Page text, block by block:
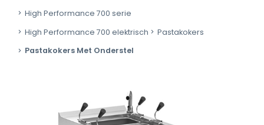
High Performance 700 serie
High Performance 700 elektrisch
Pastakokers
Pastakokers Met Onderstel